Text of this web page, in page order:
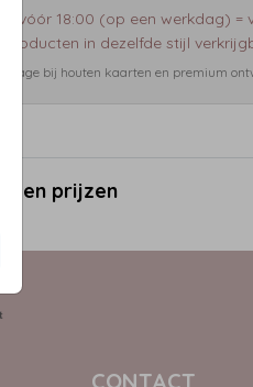
vóór 18:00 (op een werkdag)
in dezelfde stijl
bij houten kaarten en premium
en prijzen
CONTACT